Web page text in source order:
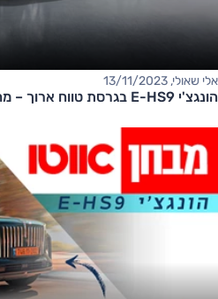
אלי שאולי, 13/11/2023
הונגצ'י E-HS9 בגרסת טווח ארוך – מחיר החל מ-499,000 שקלים